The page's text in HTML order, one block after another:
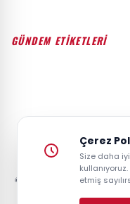
GÜNDEM ETİKETLERİ
© 2026 GAZETESAYFA |
Çerez
Size daha
etmiş